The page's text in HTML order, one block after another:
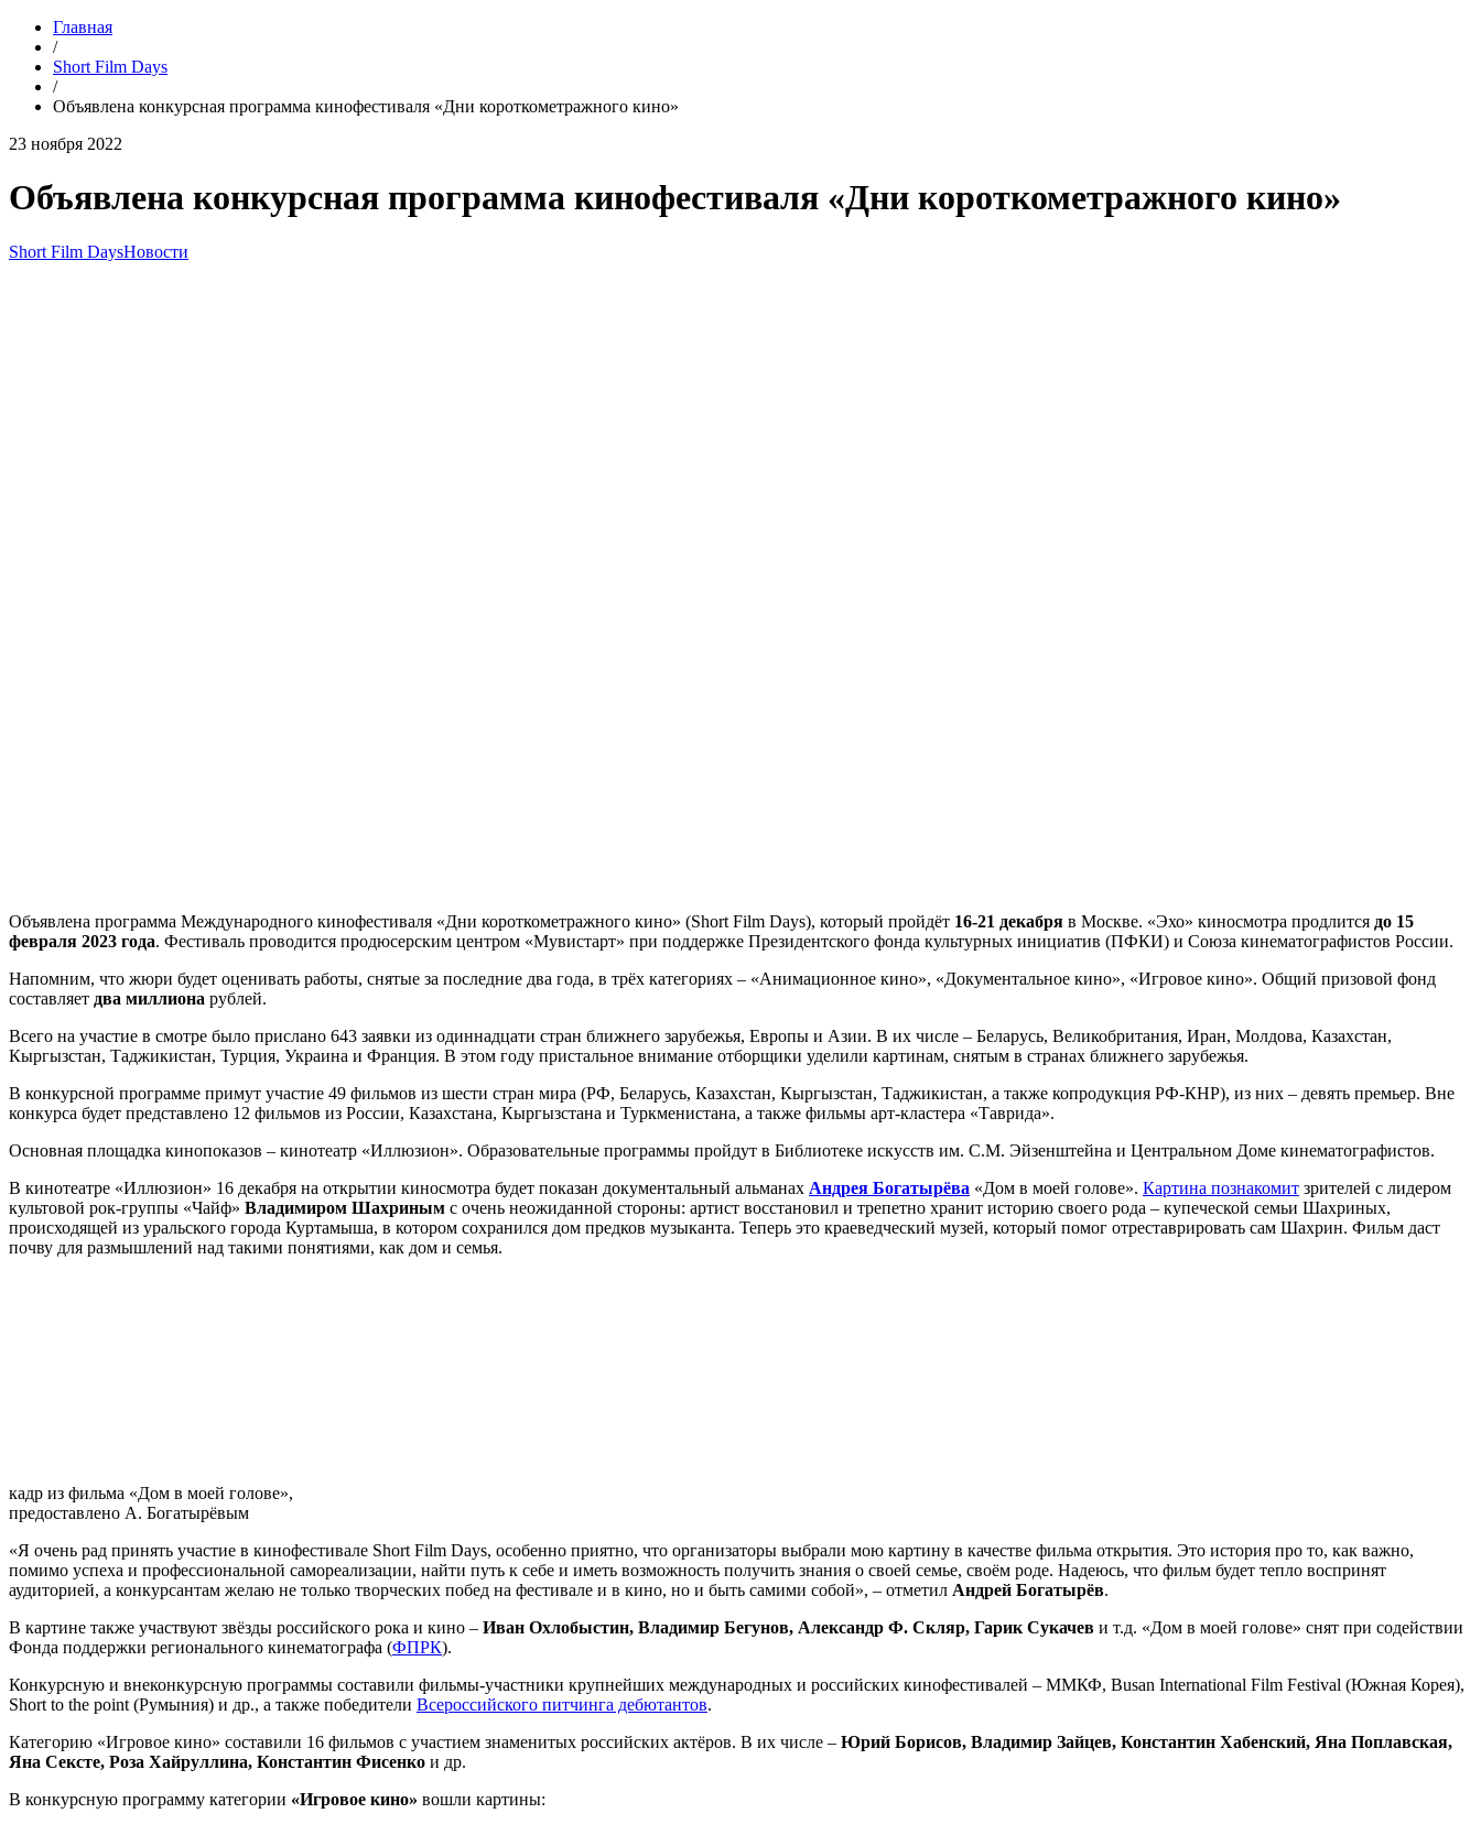
Главная
/
Short Film Days
/
Объявлена конкурсная программа кинофестиваля «Дни короткометражного кино»
23 ноября 2022
Объявлена конкурсная программа кинофестиваля «Дни короткометражного кино»
Short Film DaysНовости
Объявлена программа Международного кинофестиваля «Дни короткометражного кино» (Short Film Days), который пройдёт 16-21 декабря в Москве. «Эхо» киносмотра продлится до 15
февраля 2023 года. Фестиваль проводится продюсерским центром «Мувистарт» при поддержке Президентского фонда культурных инициатив (ПФКИ) и Союза кинематографистов России.
Напомним, что жюри будет оценивать работы, снятые за последние два года, в трёх категориях – «Анимационное кино», «Документальное кино», «Игровое кино». Общий призовой фонд
составляет два миллиона рублей.
Всего на участие в смотре было прислано 643 заявки из одиннадцати стран ближнего зарубежья, Европы и Азии. В их числе – Беларусь, Великобритания, Иран, Молдова, Казахстан,
Кыргызстан, Таджикистан, Турция, Украина и Франция. В этом году пристальное внимание отборщики уделили картинам, снятым в странах ближнего зарубежья.
В конкурсной программе примут участие 49 фильмов из шести стран мира (РФ, Беларусь, Казахстан, Кыргызстан, Таджикистан, а также копродукция РФ-КНР), из них – девять премьер. Вне
конкурса будет представлено 12 фильмов из России, Казахстана, Кыргызстана и Туркменистана, а также фильмы арт-кластера «Таврида».
Основная площадка кинопоказов – кинотеатр «Иллюзион». Образовательные программы пройдут в Библиотеке искусств им. С.М. Эйзенштейна и Центральном Доме кинематографистов.
В кинотеатре «Иллюзион» 16 декабря на открытии киносмотра будет показан документальный альманах Андрея Богатырёва «Дом в моей голове». Картина познакомит зрителей с лидером
культовой рок-группы «Чайф» Владимиром Шахриным с очень неожиданной стороны: артист восстановил и трепетно хранит историю своего рода – купеческой семьи Шахриных,
происходящей из уральского города Куртамыша, в котором сохранился дом предков музыканта. Теперь это краеведческий музей, который помог отреставрировать сам Шахрин. Фильм даст
почву для размышлений над такими понятиями, как дом и семья.
кадр из фильма «Дом в моей голове»,
предоставлено А. Богатырёвым
«Я очень рад принять участие в кинофестивале Short Film Days, особенно приятно, что организаторы выбрали мою картину в качестве фильма открытия. Это история про то, как важно,
помимо успеха и профессиональной самореализации, найти путь к себе и иметь возможность получить знания о своей семье, своём роде. Надеюсь, что фильм будет тепло воспринят
аудиторией, а конкурсантам желаю не только творческих побед на фестивале и в кино, но и быть самими собой», – отметил Андрей Богатырёв.
В картине также участвуют звёзды российского рока и кино – Иван Охлобыстин, Владимир Бегунов, Александр Ф. Скляр, Гарик Сукачев и т.д. «Дом в моей голове» снят при содействии
Фонда поддержки регионального кинематографа (ФПРК).
Конкурсную и внеконкурсную программы составили фильмы-участники крупнейших международных и российских кинофестивалей – ММКФ, Busan International Film Festival (Южная Корея),
Short to the point (Румыния) и др., а также победители Всероссийского питчинга дебютантов.
Категорию «Игровое кино» составили 16 фильмов с участием знаменитых российских актёров. В их числе – Юрий Борисов, Владимир Зайцев, Константин Хабенский, Яна Поплавская,
Яна Сексте, Роза Хайруллина, Константин Фисенко и др.
В конкурсную программу категории «Игровое кино» вошли картины: